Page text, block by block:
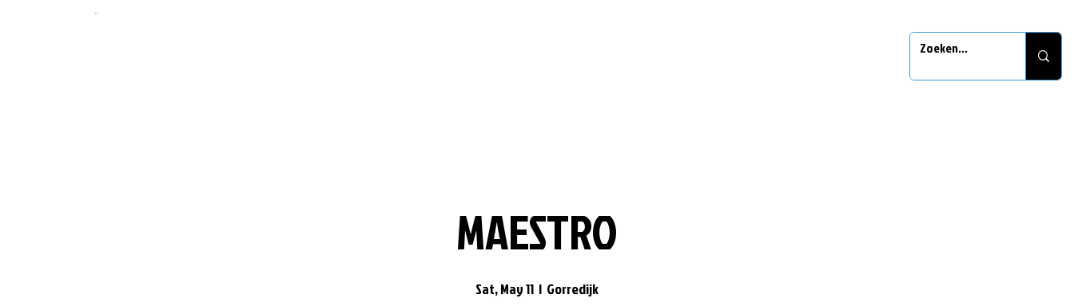
MAESTRO
Sat, May 11
  |
Gorredijk